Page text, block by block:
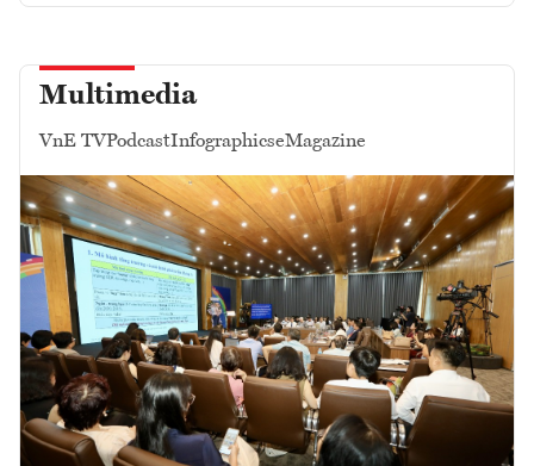
Multimedia
VnE TVPodcastInfographicseMagazine